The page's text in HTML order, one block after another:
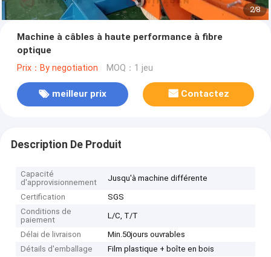
2/8
Machine à câbles à haute performance à fibre
optique
Prix：By negotiation MOQ：1 jeu
meilleur prix Contactez
Description De Produit
Capacité
d'approvisionnement
Jusqu'à machine différente
Certification
SGS
Conditions de
paiement
L/C, T/T
Délai de livraison
Min.50jours ouvrables
Détails d'emballage
Film plastique + boîte en bois